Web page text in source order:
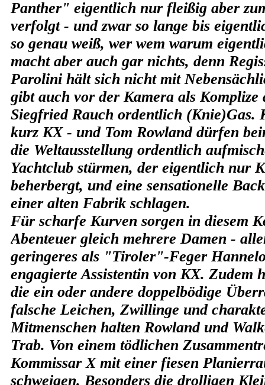
Panther" eigentlich nur fleißig aber
verfolgt - und zwar so lange bis
so genau weiß, wer wem warum
macht aber auch gar nichts, denn
Parolini hält sich nicht mit
gibt auch vor der Kamera als Komplize
Siegfried Rauch ordentlich (Knie)Gas.
kurz KX - und Tom Rowland dürfen
die Weltausstellung ordentlich
Yachtclub stürmen, der eigentlich nur
beherbergt, und eine sensationelle
einer alten Fabrik schlagen.
Für scharfe Kurven sorgen in diesem
Abenteuer gleich mehrere Damen -
geringeres als "Tiroler"-Feger
engagierte Assistentin von KX. Zudem
die ein oder andere doppelbödige
falsche Leichen, Zwillinge und
Mitmenschen halten Rowland und
Trab. Von einem tödlichen
Kommissar X mit einer fiesen
schweigen. Besonders die drolligen